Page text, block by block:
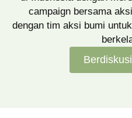
campaign bersama
dengan tim aksi bumi